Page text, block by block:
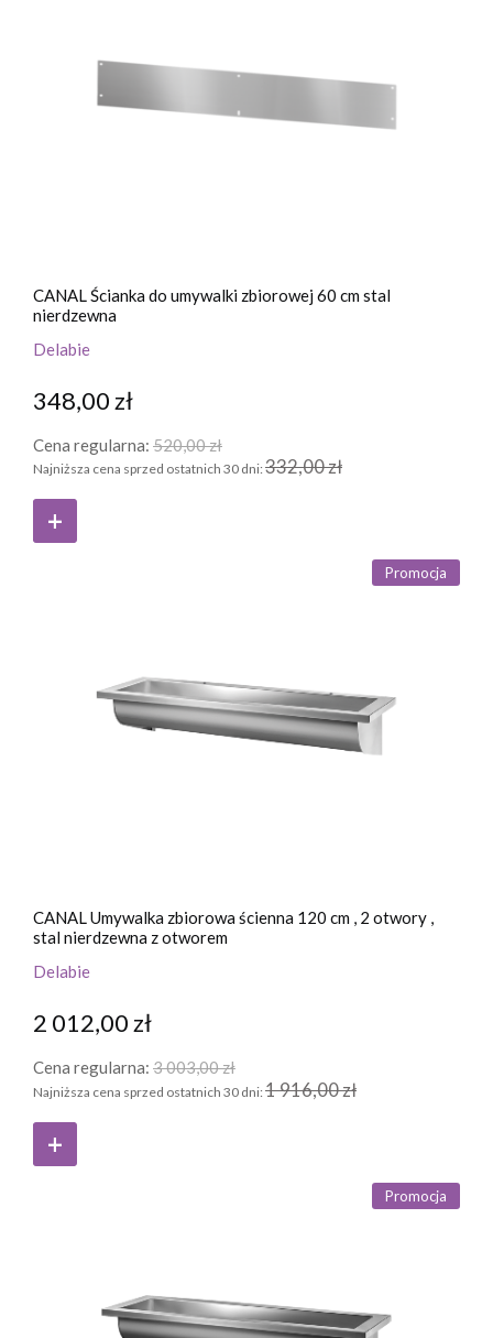
CANAL Ścianka do umywalki zbiorowej 60 cm stal
nierdzewna
Delabie
348,00 zł
Cena regularna: 520,00 zł
Najniższa cena sprzed ostatnich 30 dni: 332,00 zł
CANAL Umywalka zbiorowa ścienna 120 cm , 2 otwory ,
stal nierdzewna z otworem
Delabie
2 012,00 zł
Cena regularna: 3 003,00 zł
Najniższa cena sprzed ostatnich 30 dni: 1 916,00 zł
Promocja
Promocja